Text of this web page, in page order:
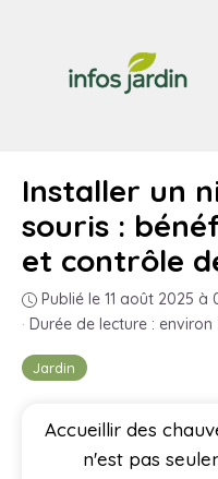
contenu
Jardin
Installer un
souris :
et contrôle
Publié le 11 août 2025 à
· Durée de lecture : environ
Accueillir des
n'est pas